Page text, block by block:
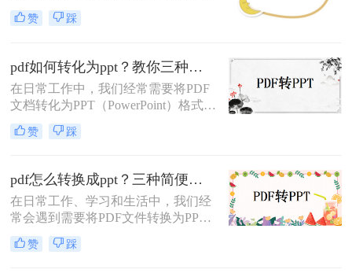
广泛使用的文件格式。然而，在某些
情况下，我们可能希望将PDF内容转
行演示或编辑。本文将详细介绍电脑
怎么将pdf转换成ppt。
赞 踩
pdf如何转化为ppt？教你三种超简单方法！
在日常工作中，我们经常需要将PDF
文档转化为PPT（PowerPoint）格式以
便于演示或讲解。尽管PDF格式以其
高度的可移植性和阅读稳定性著称，
式往往更为方便。那么PDF如何转化
为PPT呢？本文将详细介绍几种将
PDF转化为PPT的方法，帮助读者轻
松完成这一转换过程。
赞 踩
pdf怎么转换成ppt？三种简便有效的方法分享
在日常工作、学习和生活中，我们经
常会遇到需要将PDF文件转换为PPT
文件的情况。PDF文件适合用于保存
和传递文档，但在展示和演示方面，
赞 踩